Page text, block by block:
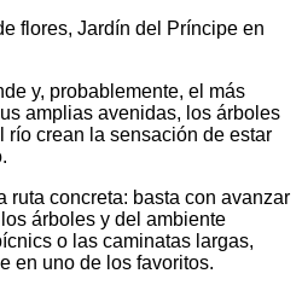
y, probablemente, el más
amplias avenidas, los árboles
río crean la sensación de estar
ruta concreta: basta con avanzar
árboles y del ambiente
o las caminatas largas,
en uno de los favoritos.